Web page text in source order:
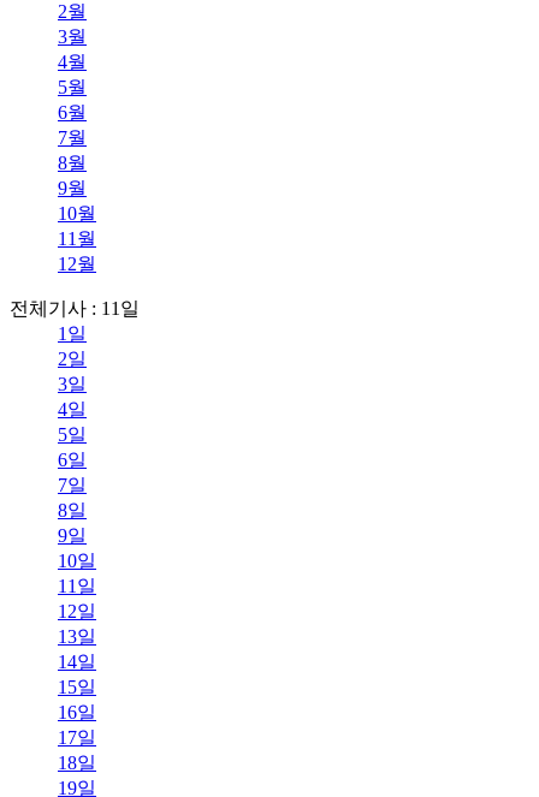
2월
3월
4월
5월
6월
7월
8월
9월
10월
11월
12월
전체기사 : 11일
1일
2일
3일
4일
5일
6일
7일
8일
9일
10일
11일
12일
13일
14일
15일
16일
17일
18일
19일